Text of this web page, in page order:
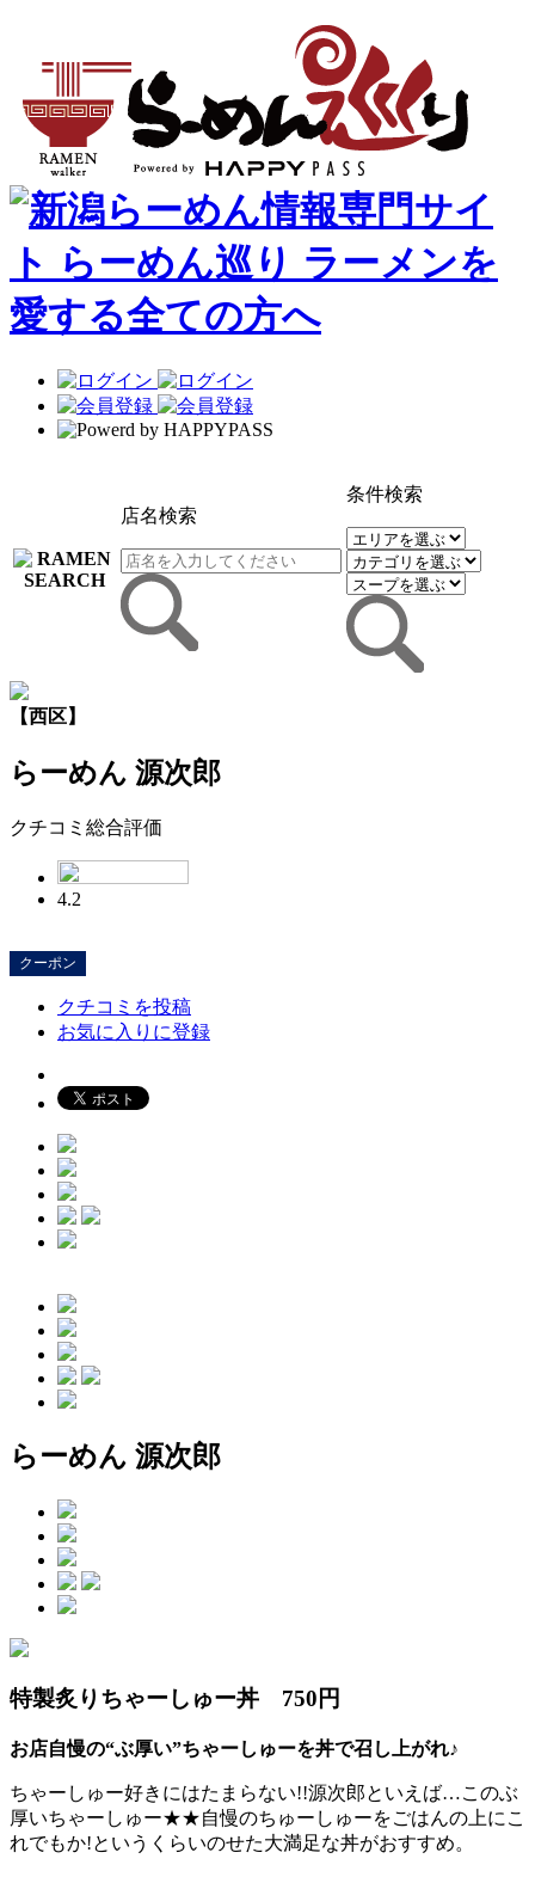
店名検索
条件検索
【西区】
らーめん 源次郎
クチコミ総合評価
4.2
クーポン
クチコミを投稿
お気に入りに登録
らーめん 源次郎
特製炙りちゃーしゅー丼 750円
お店自慢の“ぶ厚い”ちゃーしゅーを丼で召し上がれ♪
ちゃーしゅー好きにはたまらない!!源次郎といえば…このぶ
厚いちゃーしゅー★★自慢のちゅーしゅーをごはんの上にこ
れでもか!というくらいのせた大満足な丼がおすすめ。